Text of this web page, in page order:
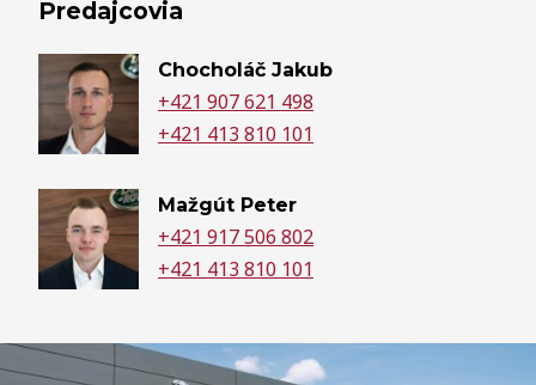
Predajcovia
Chocholáč Jakub
+421 907 621 498
+421 413 810 101
Mažgút Peter
+421 917 506 802
+421 413 810 101